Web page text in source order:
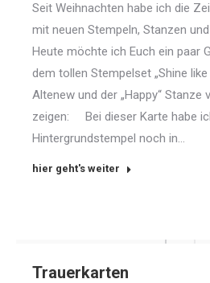
Seit Weihnachten habe ich die
mit neuen Stempeln, Stanzen
Heute möchte ich Euch ein paar
dem tollen Stempelset „Shine
Altenew und der „Happy“
zeigen: Bei dieser Karte habe
Hintergrundstempel noch in…
hier geht's weiter
Trauerkarten